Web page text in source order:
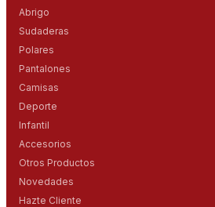
Abrigo
Sudaderas
Polares
Pantalones
Camisas
Deporte
Infantil
Accesorios
Otros Productos
Novedades
Hazte Cliente